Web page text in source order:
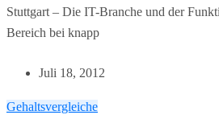
Stuttgart – Die IT-Branche und der
Bereich bei knapp
Juli 18, 2012
Gehaltsvergleiche